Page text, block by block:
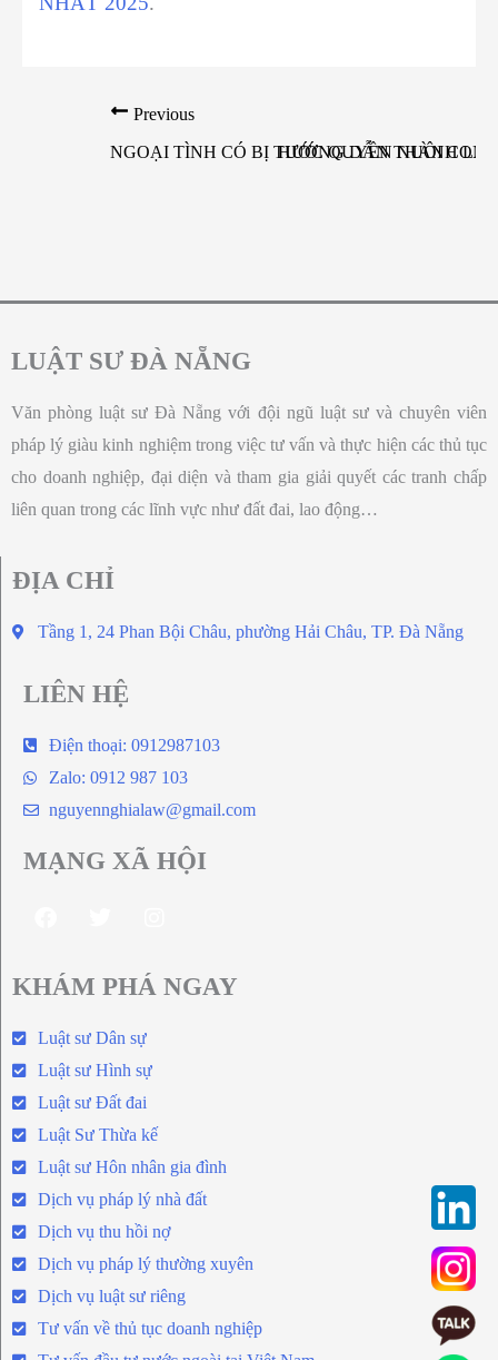
Previous
NGOẠI TÌNH CÓ BỊ TƯỚC QUYỀN NUÔI
HƯỚNG DẪN THÀNH
LUẬT SƯ ĐÀ NẴNG
Văn phòng luật sư Đà Nẵng với đội ngũ luật sư và chuyên viên
pháp lý giàu kinh nghiệm trong việc tư vấn và thực hiện các thủ tục
cho doanh nghiệp, đại diện và tham gia giải quyết các tranh chấp
liên quan trong các lĩnh vực như đất đai, lao động…
ĐỊA CHỈ
Tầng 1, 24 Phan Bội Châu, phường Hải Châu, TP. Đà Nẵng
LIÊN HỆ
Điện thoại: 0912987103
Zalo: 0912 987 103
nguyennghialaw@gmail.com
MẠNG XÃ HỘI
KHÁM PHÁ NGAY
Luật sư Dân sự
Luật sư Hình sự
Luật sư Đất đai
Luật Sư Thừa kế
Luật sư Hôn nhân gia đình
Dịch vụ pháp lý nhà đất
Dịch vụ thu hồi nợ
Dịch vụ pháp lý thường xuyên
Dịch vụ luật sư riêng
Tư vấn về thủ tục doanh nghiệp